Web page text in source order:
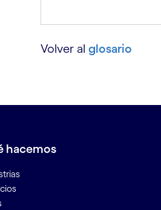
Volver al glosario
hacemos